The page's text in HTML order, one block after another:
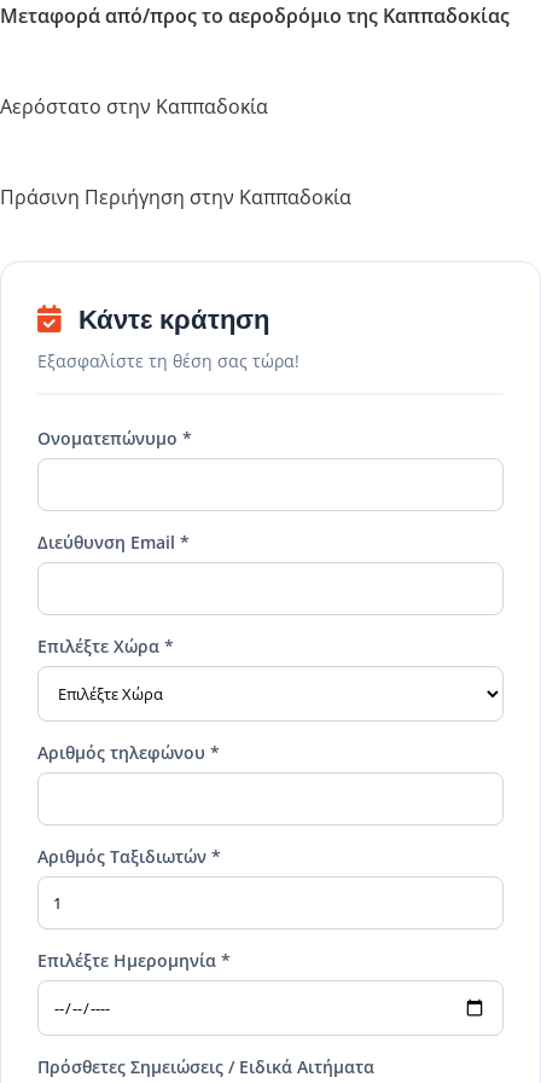
Μεταφορά από/προς το αεροδρόμιο της Καππαδοκίας
Αερόστατο στην Καππαδοκία
Πράσινη Περιήγηση στην Καππαδοκία
Κάντε κράτηση
Εξασφαλίστε τη θέση σας τώρα!
Ονοματεπώνυμο *
Διεύθυνση Email *
Επιλέξτε Χώρα *
Αριθμός τηλεφώνου *
Αριθμός Ταξιδιωτών *
Επιλέξτε Ημερομηνία *
Πρόσθετες Σημειώσεις / Ειδικά Αιτήματα